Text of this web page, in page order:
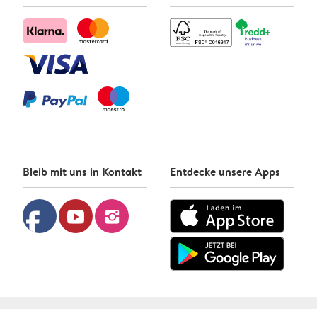
Bleib mit uns in Kontakt
facebook youtube instagram
Entdecke unsere Apps